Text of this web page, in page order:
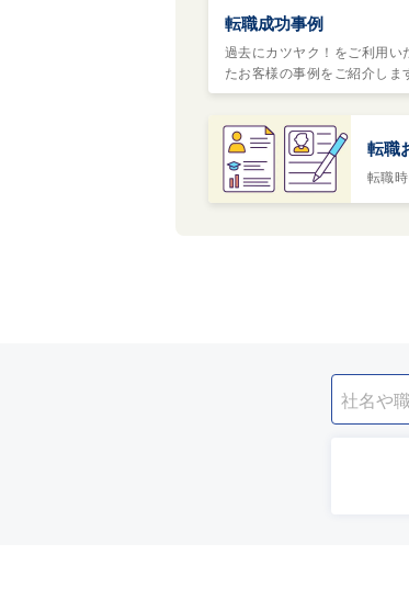
転職成功事例
過去にカツヤク！をご利用い
たお客様の事例をご紹介しま
転職
転職